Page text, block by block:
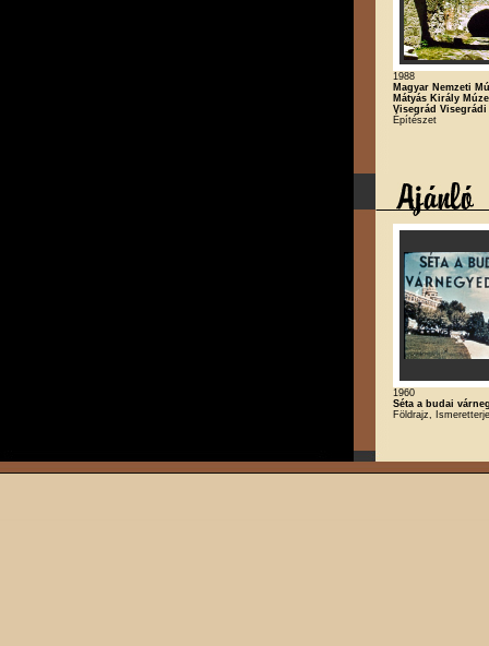
1988
Magyar Nemzeti
Mátyás Király
Visegrád Visegrádi
Építészet
1960
Séta a budai
Földrajz,